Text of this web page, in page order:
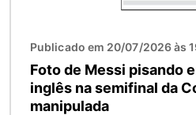
Publicado em 20/07/2026 às
Foto de Messi pisando
inglês na semifinal da
manipulada